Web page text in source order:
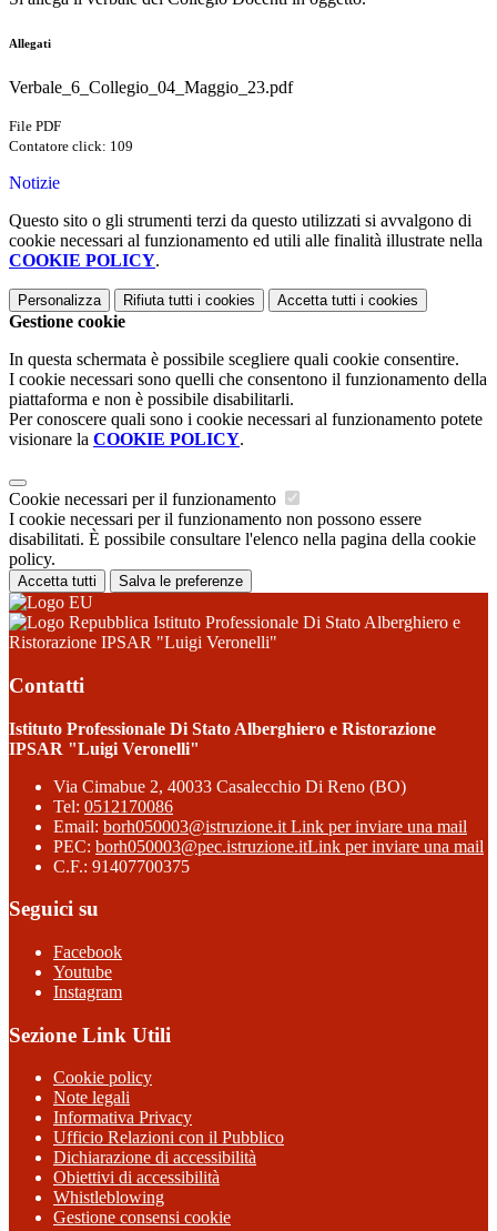
Allegati
Verbale_6_Collegio_04_Maggio_23.pdf
File PDF
Contatore click: 109
Notizie
Questo sito o gli strumenti terzi da questo utilizzati si avvalgono di
cookie necessari al funzionamento ed utili alle finalità illustrate nella
COOKIE POLICY.
Personalizza Rifiuta tutti i cookies Accetta tutti i cookies
Gestione cookie
In questa schermata è possibile scegliere quali cookie consentire.
I cookie necessari sono quelli che consentono il funzionamento della
piattaforma e non è possibile disabilitarli.
Per conoscere quali sono i cookie necessari al funzionamento potete
visionare la COOKIE POLICY.
Cookie necessari per il funzionamento
I cookie necessari per il funzionamento non possono essere
disabilitati. È possibile consultare l'elenco nella pagina della cookie
policy.
Accetta tutti Salva le preferenze
Istituto Professionale Di Stato Alberghiero e
Ristorazione IPSAR "Luigi Veronelli"
Contatti
Istituto Professionale Di Stato Alberghiero e Ristorazione
IPSAR "Luigi Veronelli"
Via Cimabue 2, 40033 Casalecchio Di Reno (BO)
Tel: 0512170086
Email: borh050003@istruzione.it Link per inviare una mail
PEC: borh050003@pec.istruzione.itLink per inviare una mail
C.F.: 91407700375
Seguici su
Facebook
Youtube
Instagram
Sezione Link Utili
Cookie policy
Note legali
Informativa Privacy
Ufficio Relazioni con il Pubblico
Dichiarazione di accessibilità
Obiettivi di accessibilità
Whistleblowing
Gestione consensi cookie